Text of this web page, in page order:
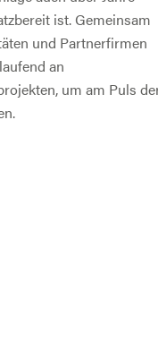
ist. Gemeinsam
und Partnerfirmen
an
um am Puls